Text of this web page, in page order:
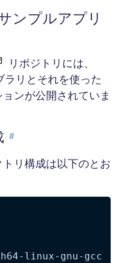
ンプルアプリ
リポジトリには、
リとそれを使った
ンが公開されていま
#
リ構成は以下のとお
linux-gnu-gcc